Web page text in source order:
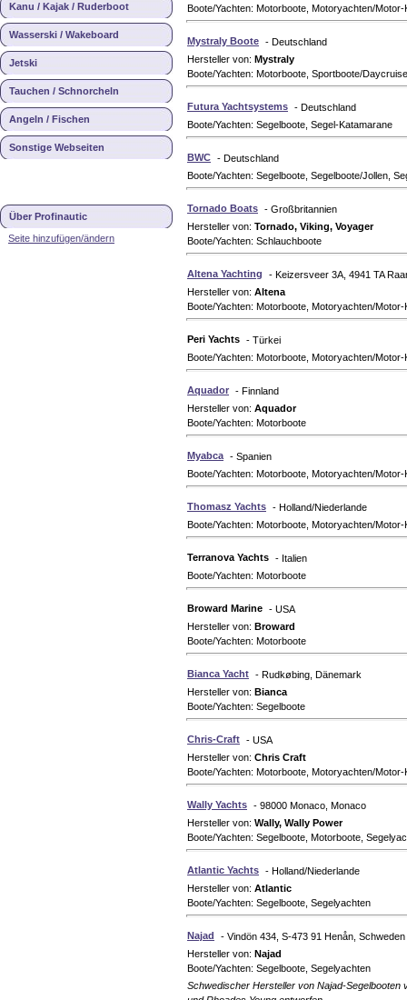
Kanu / Kajak / Ruderboot
Wasserski / Wakeboard
Jetski
Tauchen / Schnorcheln
Angeln / Fischen
Sonstige Webseiten
Über Profinautic
Seite hinzufügen/ändern
Boote/Yachten: Motorboote, Motoryachten/
Mystraly Boote - Deutschland
Hersteller von: Mystraly
Boote/Yachten: Motorboote, Sportboote/
Futura Yachtsystems - Deutschland
Boote/Yachten: Segelboote, Segel-Katamarane
BWC - Deutschland
Boote/Yachten: Segelboote, Segelboote/Jollen,
Tornado Boats - Großbritannien
Hersteller von: Tornado, Viking, Voyager
Boote/Yachten: Schlauchboote
Altena Yachting
- Keizersveer 3A, 4941 TA
Hersteller von: Altena
Boote/Yachten: Motorboote, Motoryachten/Motor-
Peri Yachts - Türkei
Boote/Yachten: Motorboote, Motoryachten/
Aquador - Finnland
Hersteller von: Aquador
Boote/Yachten: Motorboote
Myabca - Spanien
Boote/Yachten: Motorboote, Motoryachten/Motor-
Thomasz Yachts - Holland/Niederlande
Boote/Yachten: Motorboote, Motoryachten/Motor-
Terranova Yachts - Italien
Boote/Yachten: Motorboote
Broward Marine - USA
Hersteller von: Broward
Boote/Yachten: Motorboote
Bianca Yacht - Rudkøbing, Dänemark
Hersteller von: Bianca
Boote/Yachten: Segelboote
Chris-Craft - USA
Hersteller von: Chris Craft
Boote/Yachten: Motorboote, Motoryachten/Motor-
Wally Yachts - 98000 Monaco, Monaco
Hersteller von: Wally, Wally Power
Boote/Yachten: Segelboote, Motorboote,
Atlantic Yachts - Holland/Niederlande
Hersteller von: Atlantic
Boote/Yachten: Segelboote, Segelyachten
Najad
- Vindön 434, S-473 91 Henån, Schweden
Hersteller von: Najad
Boote/Yachten: Segelboote, Segelyachten
Schwedischer Hersteller von Najad-Segelbooten